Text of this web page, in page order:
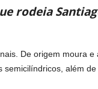
rodeia
De origem moura e
semicilíndricos, além